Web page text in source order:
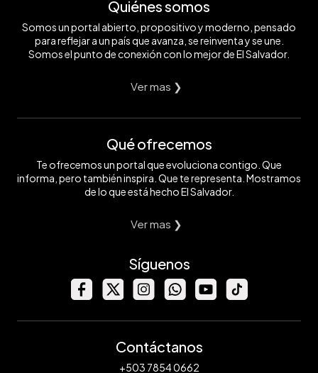
Quiénes somos
Somos un portal abierto, propositivo y moderno, pensado
para reflejar a un país que avanza, se reinventa y se une.
Somos el punto de conexión con lo mejor de El Salvador.
Ver mas ❯
Qué ofrecemos
Te ofrecemos un portal que evoluciona contigo. Que
informa, pero también inspira. Que te representa. Mostramos
de lo que está hecho El Salvador.
Ver mas ❯
Síguenos
Contáctanos
+503 7854 0662